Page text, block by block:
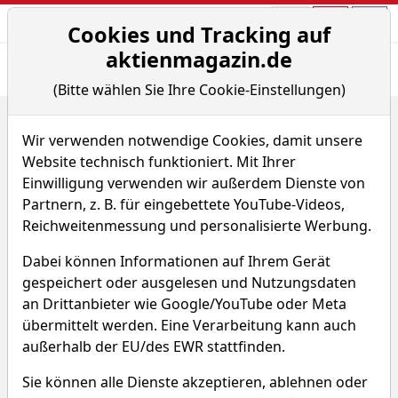
Aktien- und
Home Aktien Sciuker Frames S.p.A. Chart-Tool
Sciuker Frames Aktie
Watchlist 3K4 WKN A2JR1Q
Sciuker Frames Chart
In den letzten 52 Wochen hat die Aktie von Sciuker
Cookies und Tracking auf
aktienmagazin.de
(Bitte wählen Sie Ihre Cookie-Einstellungen)
Wir verwenden notwendige Cookies, damit unsere
Website technisch funktioniert. Mit Ihrer
Einwilligung verwenden wir außerdem Dienste von
Partnern, z. B. für eingebettete YouTube-Videos,
Reichweitenmessung und personalisierte Werbung.
Dabei können Informationen auf Ihrem Gerät
gespeichert oder ausgelesen und Nutzungsdaten
an Drittanbieter wie Google/YouTube oder Meta
übermittelt werden. Eine Verarbeitung kann auch
außerhalb der EU/des EWR stattfinden.
Sie können alle Dienste akzeptieren, ablehnen oder